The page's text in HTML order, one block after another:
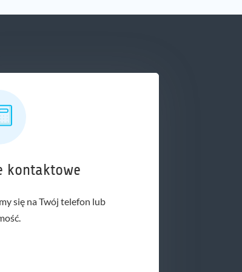
kontaktowe
się na Twój telefon lub